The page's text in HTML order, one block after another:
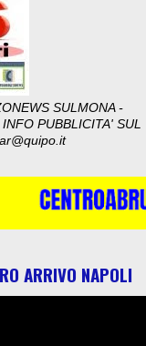
SULMONA -
PUBBLICITA' SUL
ARRIVO NAPOLI